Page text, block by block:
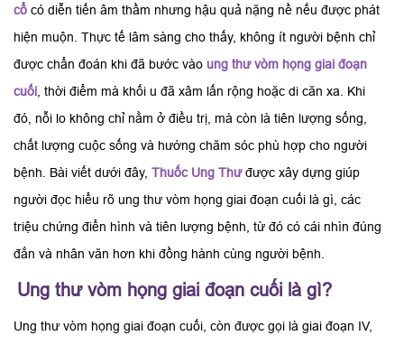
cổ có diễn tiến âm thầm nhưng hậu quả nặng nề nếu được phát
hiện muộn. Thực tế lâm sàng cho thấy, không ít người bệnh chỉ
được chẩn đoán khi đã bước vào ung thư vòm họng giai đoạn
cuối , thời điểm mà khối u đã xâm lấn rộng hoặc di căn xa. Khi
đó, nỗi lo không chỉ nằm ở điều trị, mà còn là tiên lượng sống,
chất lượng cuộc sống và hướng chăm sóc phù hợp cho người
bệnh. Bài viết dưới đây, Thuốc Ung Thưđược xây dựng giúp
người đọc hiểu rõ ung thư vòm họng giai đoạn cuối là gì, các
triệu chứng điển hình và tiên lượng bệnh, từ đó có cái nhìn đúng
đắn và nhân văn hơn khi đồng hành cùng người bệnh.
Ung thư vòm họng giai đoạn cuối là gì?
Ung thư vòm họng giai đoạn cuối, còn được gọi là giai đoạn IV,